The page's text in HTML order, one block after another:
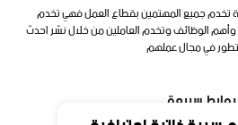
جميع المهتمين بقطاع العمل فهي تخدم
الوظائف وتخدم العاملين من خلال نشر احدث
في مجال عملهم
روابط سريعة